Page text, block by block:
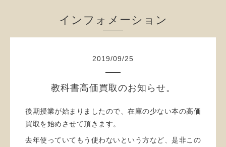
インフォメーション
2019/09/25
教科書高価買取のお知らせ。
後期授業が始まりましたので、在庫の少ない本の高価
買取を始めさせて頂きます。
去年使っていてもう使わないという方など、是非この